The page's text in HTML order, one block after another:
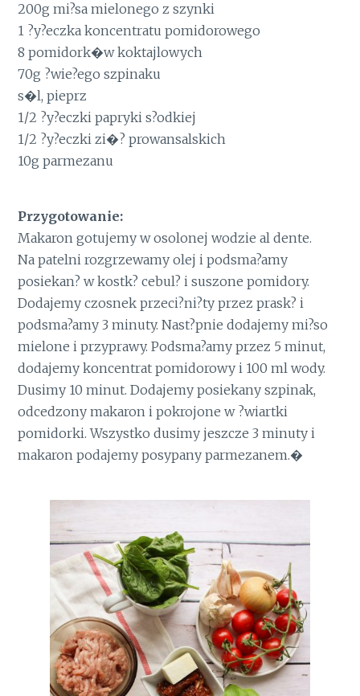
200g mi?sa mielonego z szynki
1 ?y?eczka koncentratu pomidorowego
8 pomidork�w koktajlowych
70g ?wie?ego szpinaku
s�l, pieprz
1/2 ?y?eczki papryki s?odkiej
1/2 ?y?eczki zi�? prowansalskich
10g parmezanu
Przygotowanie:
Makaron gotujemy w osolonej wodzie al dente.
Na patelni rozgrzewamy olej i podsma?amy
posiekan? w kostk? cebul? i suszone pomidory.
Dodajemy czosnek przeci?ni?ty przez prask? i
podsma?amy 3 minuty. Nast?pnie dodajemy mi?so
mielone i przyprawy. Podsma?amy przez 5 minut,
dodajemy koncentrat pomidorowy i 100 ml wody.
Dusimy 10 minut. Dodajemy posiekany szpinak,
odcedzony makaron i pokrojone w ?wiartki
pomidorki. Wszystko dusimy jeszcze 3 minuty i
makaron podajemy posypany parmezanem.�